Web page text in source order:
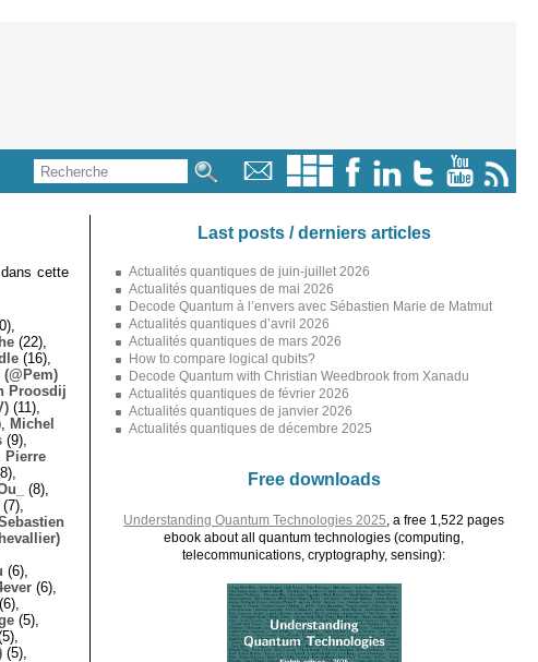
cette
(22),
(16),
(@Pem)
Proosdij
(11),
Michel
(9),
Pierre
(8),
(7),
(6),
(6),
(6),
(5),
(5),
Last posts / derniers articles
Actualités quantiques de juin-juillet 2026
Actualités quantiques de mai 2026
Decode Quantum à l’envers avec Sébastien Marie de Matmut
Actualités quantiques d’avril 2026
Actualités quantiques de mars 2026
How to compare logical qubits?
Decode Quantum with Christian Weedbrook from Xanadu
Actualités quantiques de février 2026
Actualités quantiques de janvier 2026
Actualités quantiques de décembre 2025
Free downloads
Understanding Quantum Technologies 2025 , a free 1,522 pages
ebook about all quantum technologies (computing,
telecommunications, cryptography, sensing):